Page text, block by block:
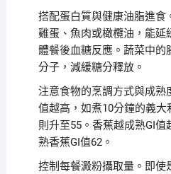
搭配蛋白質與健康油脂進食
雞蛋、魚肉或橄欖油，能延
體餐後血糖反應。蔬菜中的
分子，減緩糖分釋放。
注意食物的烹調方式與成熟
值越高，如煮10分鐘的義大
則升至55。香蕉越成熟GI值
熟香蕉GI值62。
控制每餐澱粉攝取量。即使